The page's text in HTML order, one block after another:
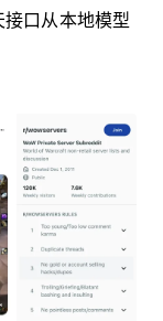
口从本地模型